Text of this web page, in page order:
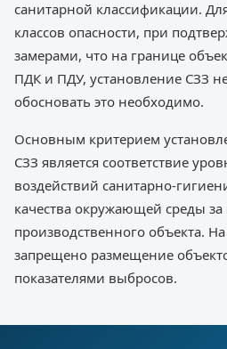
санитарной классификации.
классов опасности, при
замерами, что на границе
ПДК и ПДУ, установление СЗЗ
обосновать это необходимо.
Основным критерием
СЗЗ является соответствие
воздействий санитарно-
качества окружающей среды за
производственного объекта.
запрещено размещение
показателями выбросов.